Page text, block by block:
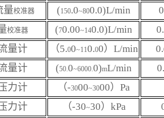
量校准器 (150.0~800.0)L/min
校准器 (70.00~140.0)L/min
量计 （5.00~110.00） L/min 0.
量计 (50.0~6000.0)mL/min
0.
力计 （-3000~3000） Pa
力计 （-30~30） kPa